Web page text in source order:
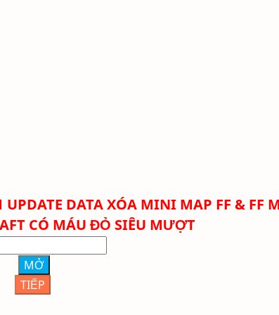
UPDATE DATA XÓA MINI MAP FF & FF
CÓ MÁU ĐỎ SIÊU MƯỢT
MỞ
TIẾP